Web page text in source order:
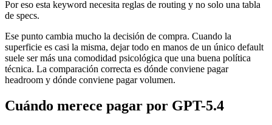
Por eso esta keyword necesita reglas de routing y no solo una tabla
de specs.
Ese punto cambia mucho la decisión de compra. Cuando la
superficie es casi la misma, dejar todo en manos de un único default
suele ser más una comodidad psicológica que una buena política
técnica. La comparación correcta es dónde conviene pagar
headroom y dónde conviene pagar volumen.
Cuándo merece pagar por GPT-5.4